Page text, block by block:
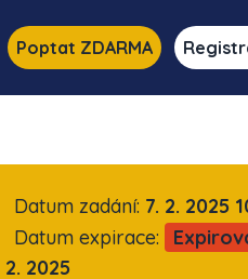
Poptat ZDARMA
Datum zadání: 7. 2. 2025
Datum expirace:
2. 2025